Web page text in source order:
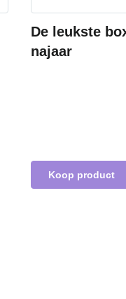
De leukste
najaar
Koop product